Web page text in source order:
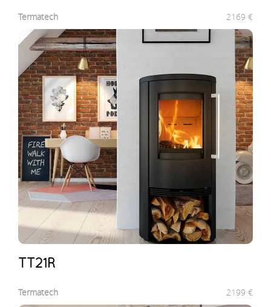
Termatech 2169 €
TT21R
Termatech 2199 €